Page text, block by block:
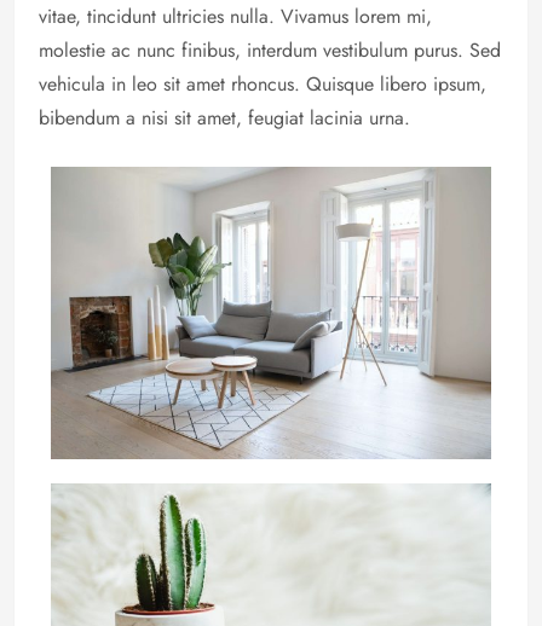
vitae, tincidunt ultricies nulla. Vivamus lorem mi,
molestie ac nunc finibus, interdum vestibulum purus. Sed
vehicula in leo sit amet rhoncus. Quisque libero ipsum,
bibendum a nisi sit amet, feugiat lacinia urna.